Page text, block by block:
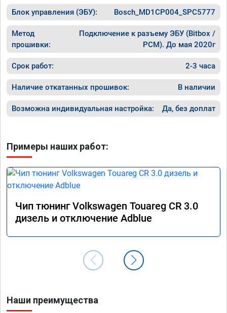
Блок управления (ЭБУ): Bosch_MD1CP004_SPC5777
Метод
прошивки:
Подключение к разъему ЭБУ (Bitbox /
PCM). До мая 2020г
Срок работ: 2-3 часа
Наличие откатанных прошивок: В наличии
Возможна индивидуальная настройка: Да, без доплат
Примеры наших работ:
Чип тюнинг Volkswagen Touareg CR 3.0
дизель и отключение Adblue
Наши преимущества